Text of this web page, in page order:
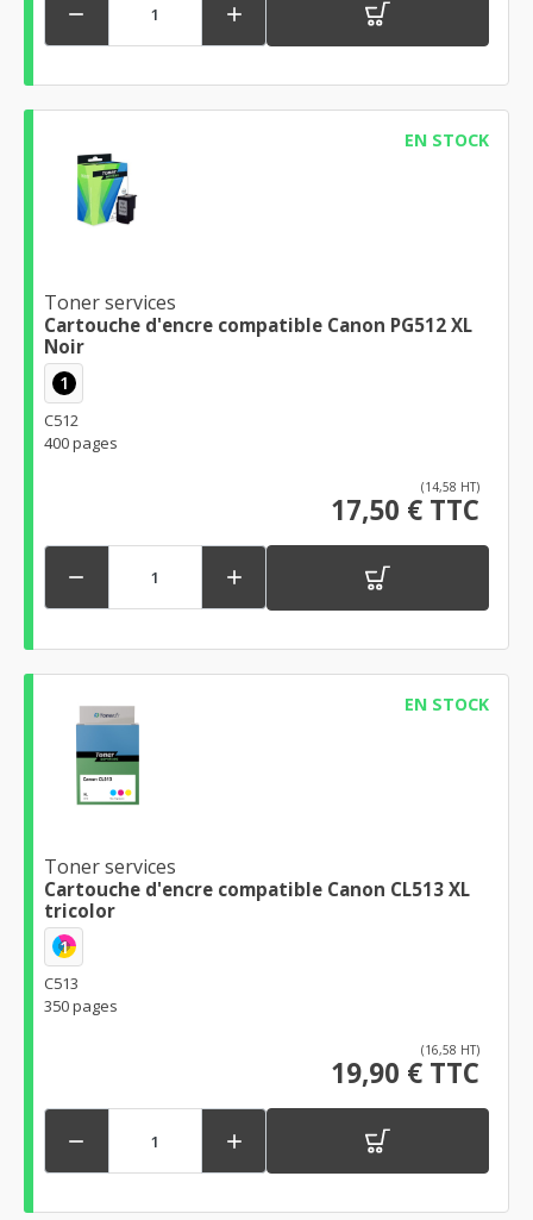
 
EN STOCK
Toner services
Cartouche d'encre compatible Canon PG512 XL
Noir
1
C512
400 pages
(14,58 HT)
17,50 € TTC
 
EN STOCK
Toner services
Cartouche d'encre compatible Canon CL513 XL
tricolor
1
C513
350 pages
(16,58 HT)
19,90 € TTC
 